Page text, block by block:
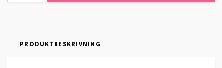
PRODUKTBESKRIVNING